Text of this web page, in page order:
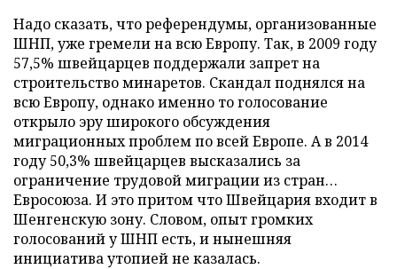
Надо сказать, что референдумы, организованные
ШНП, уже гремели на всю Европу. Так, в 2009 году
57,5% швейцарцев поддержали запрет на
строительство минаретов. Скандал поднялся на
всю Европу, однако именно то голосование
открыло эру широкого обсуждения
миграционных проблем по всей Европе. А в 2014
году 50,3% швейцарцев высказались за
ограничение трудовой миграции из стран…
Евросоюза. И это притом что Швейцария входит в
Шенгенскую зону. Словом, опыт громких
голосований у ШНП есть, и нынешняя
инициатива утопией не казалась.